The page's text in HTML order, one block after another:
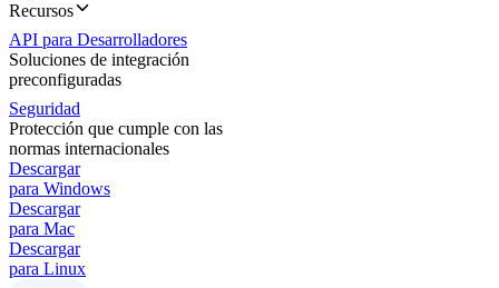
Recursos
API para Desarrolladores
Soluciones de integración
preconfiguradas
Seguridad
Protección que cumple con las
normas internacionales
Descargar
para Windows
Descargar
para Mac
Descargar
para Linux